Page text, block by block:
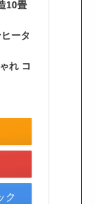
10畳
ータ
れ コ
ク